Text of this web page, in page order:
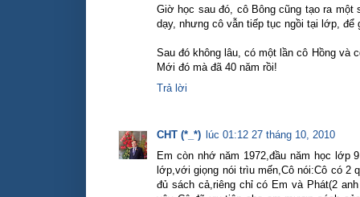
Giờ học sau đó, cô Bông cũng tạo ra
dạy, nhưng cô vẫn tiếp tục ngồi tại lớp, để
Sau đó không lâu, có một lần cô Hồng và
Mới đó mà đã 40 năm rồi!
Trả lời
CHT (*_*) lúc 01:12 27 tháng 10, 2010
Em còn nhớ năm 1972,đầu năm học lớp
lớp,với giọng nói trìu mến,Cô nói:Cô có
đủ sách cả,riêng chỉ có Em và Phát(2